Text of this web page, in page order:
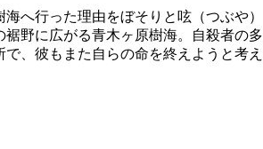
海へ行った理由をぼそりと呟（つぶや）
裾野に広がる青木ヶ原樹海。自殺者の多
で、彼もまた自らの命を終えようと考え